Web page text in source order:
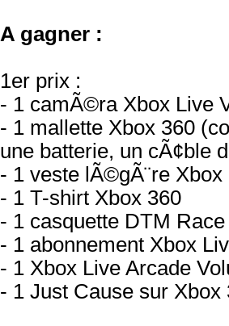
A gagner :
1er prix :
- 1 camÃ©ra Xbox Live
- 1 mallette Xbox 360
une batterie, un cÃ¢ble
- 1 veste lÃ©gÃ¨re Xbox
- 1 T-shirt Xbox 360
- 1 casquette DTM
- 1 abonnement Xbox
- 1 Xbox Live Arcade
- 1 Just Cause sur Xbox